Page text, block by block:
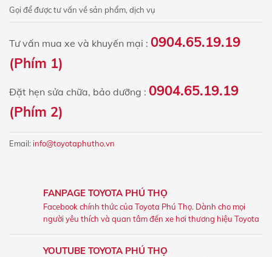
Gọi để được tư vấn về sản phẩm, dịch vụ
Tư vấn mua xe và khuyến mại : 0904.65.19.19
(Phím 1)
Đặt hẹn sửa chữa, bảo dưỡng : 0904.65.19.19
(Phím 2)
Email: info@toyotaphutho.vn
FANPAGE TOYOTA PHÚ THỌ
Facebook chính thức của Toyota Phú Thọ. Dành cho mọi
người yêu thích và quan tâm đến xe hơi thương hiệu Toyota
YOUTUBE TOYOTA PHÚ THỌ